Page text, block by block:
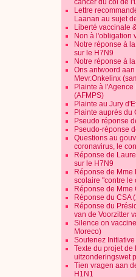
cancer du col de
Lettre
Laanan au sujet
Liberté vaccinale
Non à l'obligation
Notre réponse à
sur le H7N9
Notre réponse à
Ons antwoord
Mevr.Onkelinx
Plainte à
(AFMPS)
Plainte au Jury
Plainte auprès du
Pseudo réponse
Pseudo-réponse
Questions au
coronavirus, le
Réponse de
sur le H7N9
Réponse de
scolaire "contre le
Réponse de
Réponse du CSA
Réponse du
van de Voorzitter
Silence on
Moreco)
Soutenez
Texte du projet de
uitzonderingswet
Tien vragen aan
H1N1